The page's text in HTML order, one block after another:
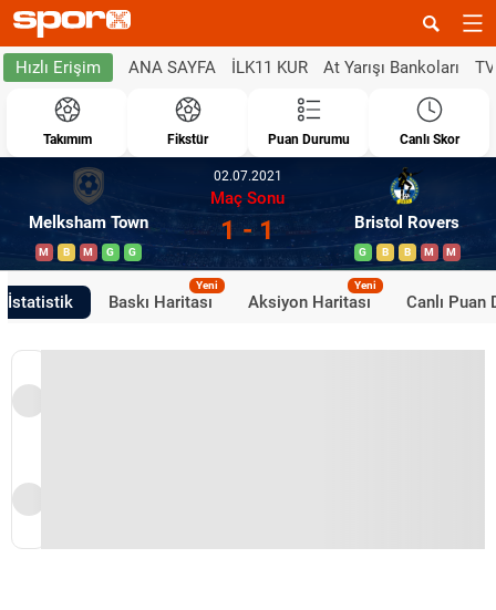
Hızlı Erişim ANA SAYFA İLK11 KUR At Yarışı Bankoları
Takımım Fikstür Puan Durumu Canlı Skor
Melksham Town
M B M G G
02.07.2021
Maç Sonu
1 - 1 Bristol Rovers
G B B M M
İstatistik Baskı Haritası
Yeni
Aksiyon Haritası
Yeni
Canlı Puan